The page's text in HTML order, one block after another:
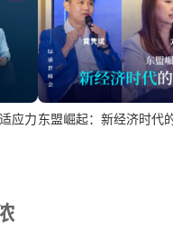
应力东盟崛起：新经济时代